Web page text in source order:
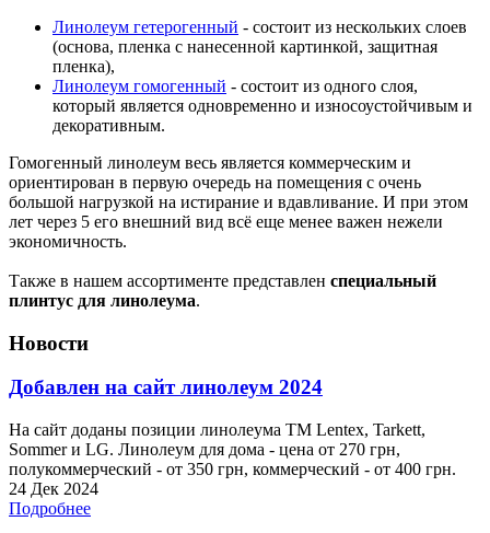
Линолеум гетерогенный - состоит из нескольких слоев
(основа, пленка с нанесенной картинкой, защитная
пленка),
Линолеум гомогенный - состоит из одного слоя,
который является одновременно и износоустойчивым и
декоративным.
Гомогенный линолеум весь является коммерческим и
ориентирован в первую очередь на помещения с очень
большой нагрузкой на истирание и вдавливание. И при этом
лет через 5 его внешний вид всё еще менее важен нежели
экономичность.
Также в нашем ассортименте представлен специальный
плинтус для линолеума.
Новости
Добавлен на сайт линолеум 2024
На сайт доданы позиции линолеума ТМ Lentex, Tarkett,
Sommer и LG. Линолеум для дома - цена от 270 грн,
полукоммерческий - от 350 грн, коммерческий - от 400 грн.
24 Дек 2024
Подробнее